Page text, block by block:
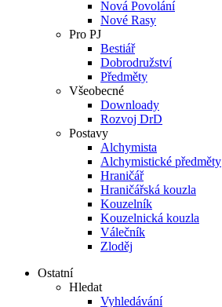
Nová Povolání
Nové Rasy
Pro PJ
Bestiář
Dobrodružství
Předměty
Všeobecné
Downloady
Rozvoj DrD
Postavy
Alchymista
Alchymistické předměty
Hraničář
Hraničářská kouzla
Kouzelník
Kouzelnická kouzla
Válečník
Zloděj
Ostatní
Hledat
Vyhledávání